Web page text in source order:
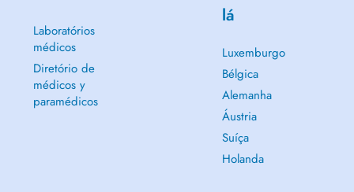
Laboratórios
médicos
Diretório de
médicos y
paramédicos
lá
Luxemburgo
Bélgica
Alemanha
Áustria
Suíça
Holanda